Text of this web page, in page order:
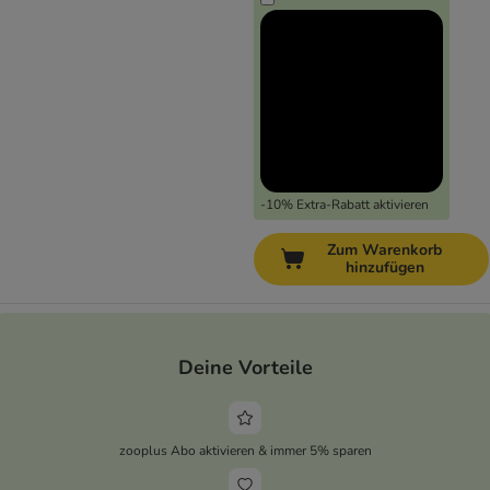
-10% Extra-Rabatt aktivieren
Zum Warenkorb
hinzufügen
Deine Vorteile
zooplus Abo aktivieren & immer 5% sparen